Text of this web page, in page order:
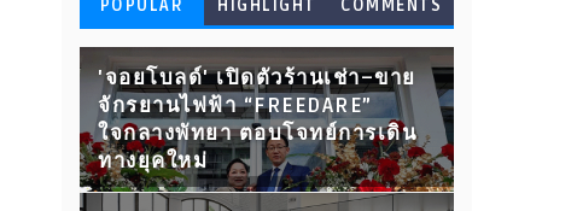
POPULAR HIGHLIGHT COMMENTS
'จอยโบลด์' เปิดตัวร้านเช่า–ขาย
จักรยานไฟฟ้า “FREEDARE”
ใจกลางพัทยา ตอบโจทย์การเดิน
ทางยุคใหม่